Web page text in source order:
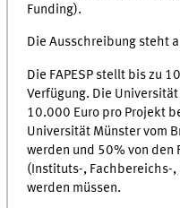
Funding).
Die Ausschreibung steht
Die FAPESP stellt bis zu
Verfügung. Die
10.000 Euro pro Projekt
Universität Münster vom
werden und 50% von den
(Instituts-, Fachbereichs-
werden müssen.